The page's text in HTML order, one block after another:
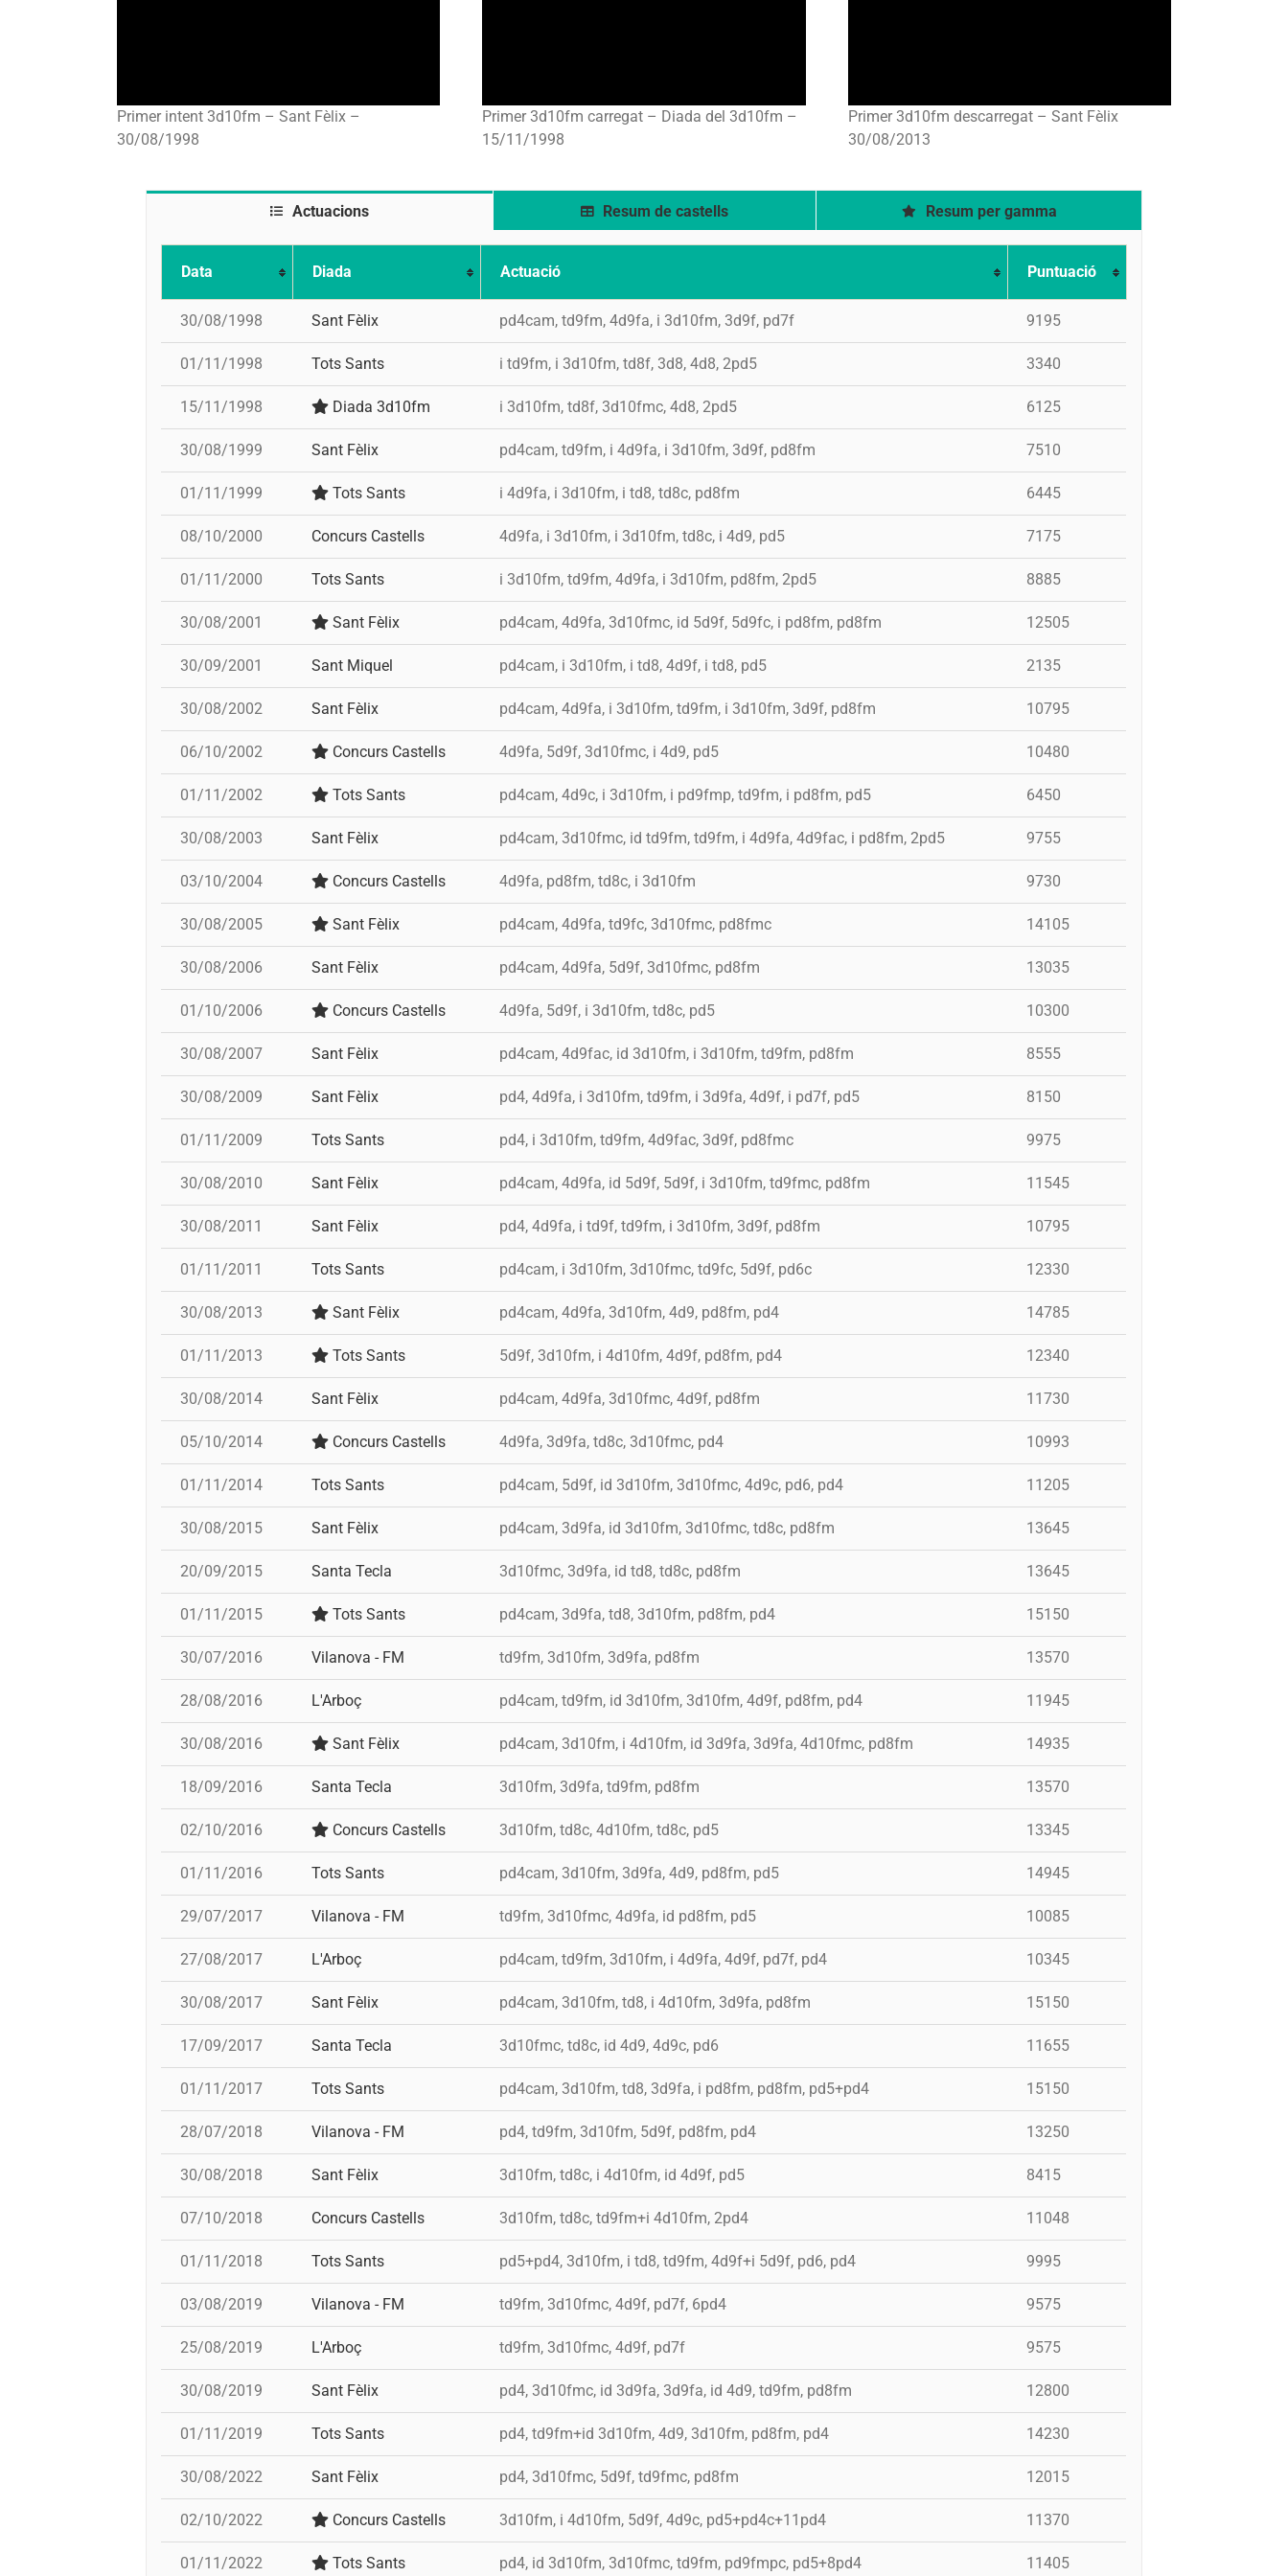
Primer intent 3d10fm – Sant Fèlix –
30/08/1998
Primer 3d10fm carregat – Diada del 3d10fm –
15/11/1998
Primer 3d10fm descarregat – Sant Fèlix
30/08/2013
Actuacions Resum de castells Resum per gamma
Data Diada Actuació Puntuació
30/08/1998 Sant Fèlix pd4cam, td9fm, 4d9fa, i 3d10fm, 3d9f, pd7f 9195
01/11/1998 Tots Sants i td9fm, i 3d10fm, td8f, 3d8, 4d8, 2pd5 3340
15/11/1998 Diada 3d10fm i 3d10fm, td8f, 3d10fmc, 4d8, 2pd5 6125
30/08/1999 Sant Fèlix pd4cam, td9fm, i 4d9fa, i 3d10fm, 3d9f, pd8fm 7510
01/11/1999 Tots Sants i 4d9fa, i 3d10fm, i td8, td8c, pd8fm 6445
08/10/2000 Concurs Castells 4d9fa, i 3d10fm, i 3d10fm, td8c, i 4d9, pd5 7175
01/11/2000 Tots Sants i 3d10fm, td9fm, 4d9fa, i 3d10fm, pd8fm, 2pd5 8885
30/08/2001 Sant Fèlix pd4cam, 4d9fa, 3d10fmc, id 5d9f, 5d9fc, i pd8fm, pd8fm 12505
30/09/2001 Sant Miquel pd4cam, i 3d10fm, i td8, 4d9f, i td8, pd5 2135
30/08/2002 Sant Fèlix pd4cam, 4d9fa, i 3d10fm, td9fm, i 3d10fm, 3d9f, pd8fm 10795
06/10/2002 Concurs Castells 4d9fa, 5d9f, 3d10fmc, i 4d9, pd5 10480
01/11/2002 Tots Sants pd4cam, 4d9c, i 3d10fm, i pd9fmp, td9fm, i pd8fm, pd5 6450
30/08/2003 Sant Fèlix pd4cam, 3d10fmc, id td9fm, td9fm, i 4d9fa, 4d9fac, i pd8fm, 2pd5 9755
03/10/2004 Concurs Castells 4d9fa, pd8fm, td8c, i 3d10fm 9730
30/08/2005 Sant Fèlix pd4cam, 4d9fa, td9fc, 3d10fmc, pd8fmc 14105
30/08/2006 Sant Fèlix pd4cam, 4d9fa, 5d9f, 3d10fmc, pd8fm 13035
01/10/2006 Concurs Castells 4d9fa, 5d9f, i 3d10fm, td8c, pd5 10300
30/08/2007 Sant Fèlix pd4cam, 4d9fac, id 3d10fm, i 3d10fm, td9fm, pd8fm 8555
30/08/2009 Sant Fèlix pd4, 4d9fa, i 3d10fm, td9fm, i 3d9fa, 4d9f, i pd7f, pd5 8150
01/11/2009 Tots Sants pd4, i 3d10fm, td9fm, 4d9fac, 3d9f, pd8fmc 9975
30/08/2010 Sant Fèlix pd4cam, 4d9fa, id 5d9f, 5d9f, i 3d10fm, td9fmc, pd8fm 11545
30/08/2011 Sant Fèlix pd4, 4d9fa, i td9f, td9fm, i 3d10fm, 3d9f, pd8fm 10795
01/11/2011 Tots Sants pd4cam, i 3d10fm, 3d10fmc, td9fc, 5d9f, pd6c 12330
30/08/2013 Sant Fèlix pd4cam, 4d9fa, 3d10fm, 4d9, pd8fm, pd4 14785
01/11/2013 Tots Sants 5d9f, 3d10fm, i 4d10fm, 4d9f, pd8fm, pd4 12340
30/08/2014 Sant Fèlix pd4cam, 4d9fa, 3d10fmc, 4d9f, pd8fm 11730
05/10/2014 Concurs Castells 4d9fa, 3d9fa, td8c, 3d10fmc, pd4 10993
01/11/2014 Tots Sants pd4cam, 5d9f, id 3d10fm, 3d10fmc, 4d9c, pd6, pd4 11205
30/08/2015 Sant Fèlix pd4cam, 3d9fa, id 3d10fm, 3d10fmc, td8c, pd8fm 13645
20/09/2015 Santa Tecla 3d10fmc, 3d9fa, id td8, td8c, pd8fm 13645
01/11/2015 Tots Sants pd4cam, 3d9fa, td8, 3d10fm, pd8fm, pd4 15150
30/07/2016 Vilanova - FM td9fm, 3d10fm, 3d9fa, pd8fm 13570
28/08/2016 L'Arboç pd4cam, td9fm, id 3d10fm, 3d10fm, 4d9f, pd8fm, pd4 11945
30/08/2016 Sant Fèlix pd4cam, 3d10fm, i 4d10fm, id 3d9fa, 3d9fa, 4d10fmc, pd8fm 14935
18/09/2016 Santa Tecla 3d10fm, 3d9fa, td9fm, pd8fm 13570
02/10/2016 Concurs Castells 3d10fm, td8c, 4d10fm, td8c, pd5 13345
01/11/2016 Tots Sants pd4cam, 3d10fm, 3d9fa, 4d9, pd8fm, pd5 14945
29/07/2017 Vilanova - FM td9fm, 3d10fmc, 4d9fa, id pd8fm, pd5 10085
27/08/2017 L'Arboç pd4cam, td9fm, 3d10fm, i 4d9fa, 4d9f, pd7f, pd4 10345
30/08/2017 Sant Fèlix pd4cam, 3d10fm, td8, i 4d10fm, 3d9fa, pd8fm 15150
17/09/2017 Santa Tecla 3d10fmc, td8c, id 4d9, 4d9c, pd6 11655
01/11/2017 Tots Sants pd4cam, 3d10fm, td8, 3d9fa, i pd8fm, pd8fm, pd5+pd4 15150
28/07/2018 Vilanova - FM pd4, td9fm, 3d10fm, 5d9f, pd8fm, pd4 13250
30/08/2018 Sant Fèlix 3d10fm, td8c, i 4d10fm, id 4d9f, pd5 8415
07/10/2018 Concurs Castells 3d10fm, td8c, td9fm+i 4d10fm, 2pd4 11048
01/11/2018 Tots Sants pd5+pd4, 3d10fm, i td8, td9fm, 4d9f+i 5d9f, pd6, pd4 9995
03/08/2019 Vilanova - FM td9fm, 3d10fmc, 4d9f, pd7f, 6pd4 9575
25/08/2019 L'Arboç td9fm, 3d10fmc, 4d9f, pd7f 9575
30/08/2019 Sant Fèlix pd4, 3d10fmc, id 3d9fa, 3d9fa, id 4d9, td9fm, pd8fm 12800
01/11/2019 Tots Sants pd4, td9fm+id 3d10fm, 4d9, 3d10fm, pd8fm, pd4 14230
30/08/2022 Sant Fèlix pd4, 3d10fmc, 5d9f, td9fmc, pd8fm 12015
02/10/2022 Concurs Castells 3d10fm, i 4d10fm, 5d9f, 4d9c, pd5+pd4c+11pd4 11370
01/11/2022 Tots Sants pd4, id 3d10fm, 3d10fmc, td9fm, pd9fmpc, pd5+8pd4 11405